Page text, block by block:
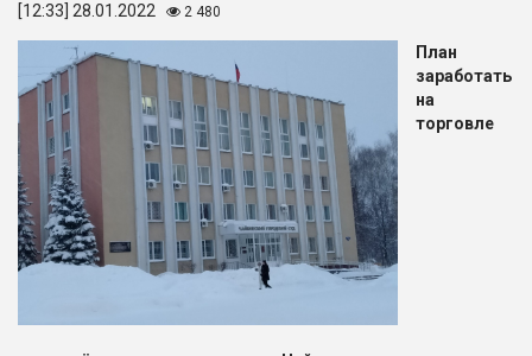
[12:33] 28.01.2022 2 480
План
заработать
на
торговле